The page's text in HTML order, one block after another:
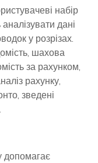
набір
дані
у розрізах.
шахова
за рахунком,
рахунку,
зведені
допомагає